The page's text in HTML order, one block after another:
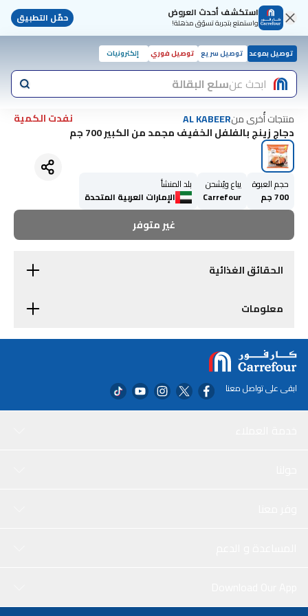
استكشف أحدث العروض
واستمتع بتجربة تسوّق مذهلة! حمّل التطبيق
توصيل بموعد توصيل سريع توصيل فوري إلكترونيات
ابحث عنسلع البقالة
منتجات أُخرى منAL KABEER
نفدت الكمية
دجاج زينج بالفلفل الخفيف مجمد من الكبير 700 جم
حجم العبوة
700 جم
يباع ويُشحن
Carrefour
بلد المنشأ
الإمارات العربية المتحدة
غير متوفر
الحقائق الغذائية
معلومات
ابقى على تواصل معنا